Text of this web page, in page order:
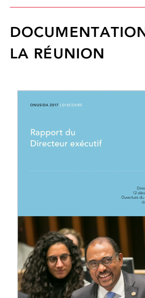
LA RÉUNION